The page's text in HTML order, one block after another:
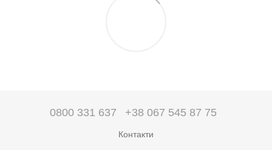
0800 331 637 +38 067 545 87 75
Контакти